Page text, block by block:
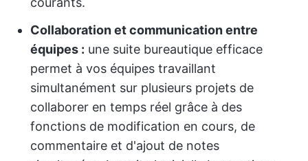
Collaboration et communication entre
équipes : une suite bureautique efficace
permet à vos équipes travaillant
simultanément sur plusieurs projets de
collaborer en temps réel grâce à des
fonctions de modification en cours, de
commentaire et d'ajout de notes